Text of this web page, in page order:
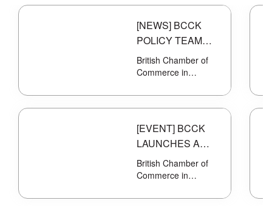
[NEWS] BCCK
POLICY TEAM
ATTENDS
MADEX 2019
British Chamber of
Commerce in
[EVENT] BCCK
LAUNCHES A
FIRESIDE CHAT
SPEAKER
British Chamber of
Commerce in